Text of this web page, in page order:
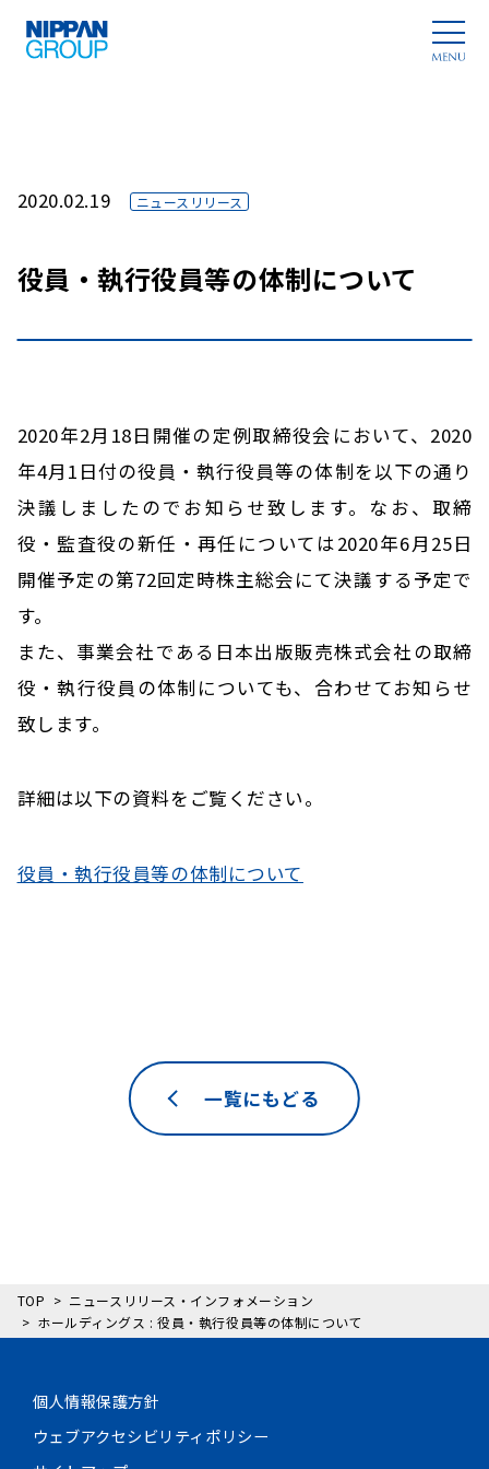
2020.02.19 ニュースリリース
役員・執行役員等の体制について
2020年2月18日開催の定例取締役会において、2020
年4月1日付の役員・執行役員等の体制を以下の通り
決議しましたのでお知らせ致します。なお、取締
役・監査役の新任・再任については2020年6月25日
開催予定の第72回定時株主総会にて決議する予定で
す。
また、事業会社である日本出版販売株式会社の取締
役・執行役員の体制についても、合わせてお知らせ
致します。
詳細は以下の資料をご覧ください。
役員・執行役員等の体制について
一覧にもどる
TOP
ニュースリリース・インフォメーション
ホールディングス : 役員・執行役員等の体制について
個人情報保護方針
ウェブアクセシビリティポリシー